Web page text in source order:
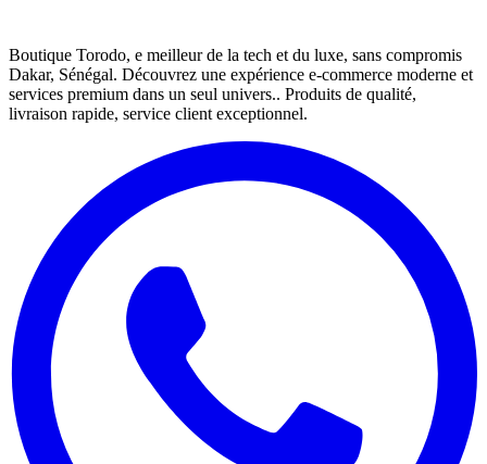
Boutique Torodo, e meilleur de la tech et du luxe, sans compromis
Dakar, Sénégal. Découvrez une expérience e-commerce moderne et
services premium dans un seul univers.. Produits de qualité,
livraison rapide, service client exceptionnel.